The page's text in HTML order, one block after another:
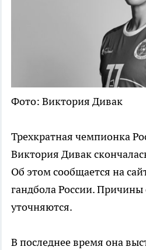
Фото: Виктория Дивак
Трехкратная чемпионка
Виктория Дивак
Об этом сообщается на
гандбола России. Причины
уточняются.
В последнее время она